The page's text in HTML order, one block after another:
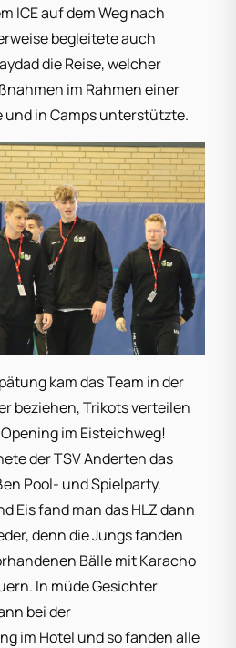
ICE auf dem Weg nach
begleitete auch
die Reise, welcher
im Rahmen einer
in Camps unterstützte.
kam das Team in der
beziehen, Trikots verteilen
im Eisteichweg!
der TSV Anderten das
Pool- und Spielparty.
Eis fand man das HLZ dann
denn die Jungs fanden
Bälle mit Karacho
In müde Gesichter
bei der
im Hotel und so fanden alle